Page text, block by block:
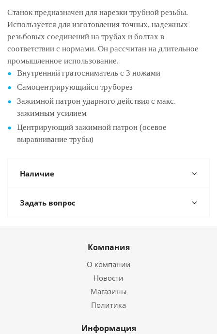
Станок предназначен для нарезки трубной резьбы.
Используется для изготовления точных, надежных
резьбовых соединений на трубах и болтах в
соответствии с нормами. Он рассчитан на длительное
промышленное использование.
Внутренний гратосниматель с 3 ножами
Самоцентрирующийся труборез
Зажимной патрон ударного действия с макс.
зажимным усилием
Центрирующий зажимной патрон (осевое
выравнивание трубы)
Наличие
Задать вопрос
Компания
О компании
Новости
Магазины
Политика
Информация